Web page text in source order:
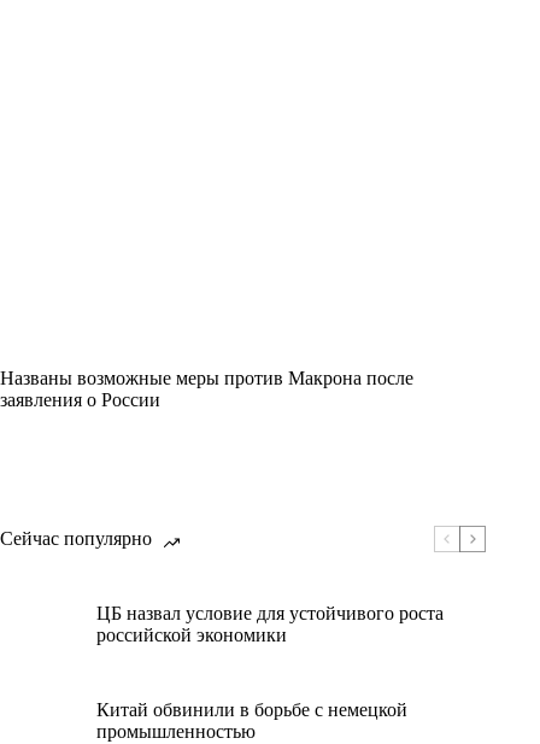
Названы возможные меры против Макрона после
заявления о России
Сейчас популярно
ЦБ назвал условие для устойчивого роста
российской экономики
Китай обвинили в борьбе с немецкой
промышленностью